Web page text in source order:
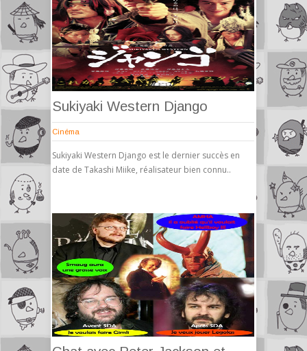
Sukiyaki Western Django
Cinéma
Sukiyaki Western Django est le dernier succès en
date de Takashi Miike, réalisateur bien connu..